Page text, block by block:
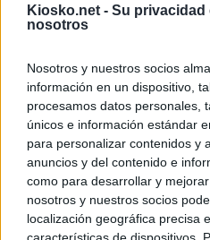
Kiosko.net - Su privacidad
nosotros
Nosotros y nuestros socios
información en un dispositivo,
procesamos datos personales,
únicos e información estándar
para personalizar contenidos y
anuncios y del contenido e
como para desarrollar y
nosotros y nuestros socios
localización geográfica precisa
características de dispositivos.